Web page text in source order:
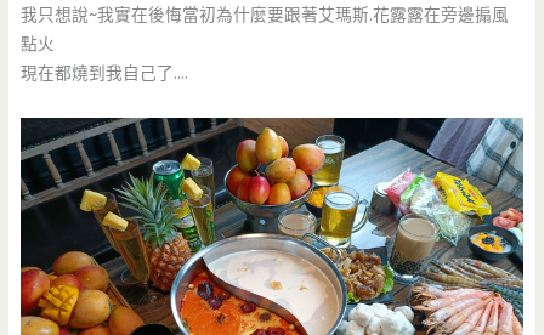
我只想說~我實在後悔當初為什麼要跟著艾瑪斯.花露露在旁邊搧風
點火
現在都燒到我自己了….